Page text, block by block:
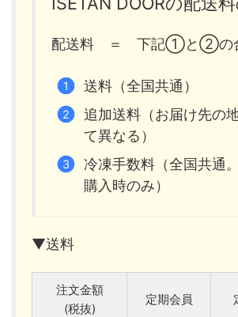
配送料 ＝ 下記①と②の
送料（全国共通）
追加送料（お届け先の
て異なる）
冷凍手数料（全国共通
購入時のみ）
▼送料
注文金額
(税抜)
定期会員